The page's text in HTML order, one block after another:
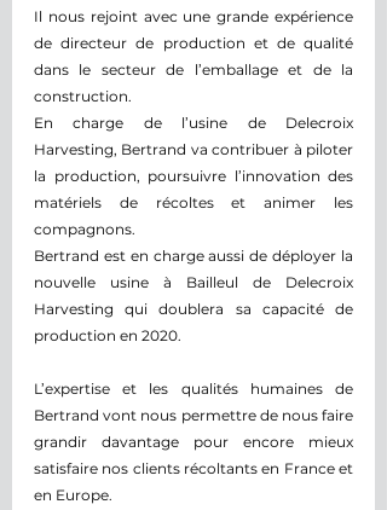
Il nous rejoint avec une grande expérience
de directeur de production et de qualité
dans le secteur de l’emballage et de la
construction.
En charge de l’usine de Delecroix
Harvesting, Bertrand va contribuer à piloter
la production, poursuivre l’innovation des
matériels de récoltes et animer les
compagnons.
Bertrand est en charge aussi de déployer la
nouvelle usine à Bailleul de Delecroix
Harvesting qui doublera sa capacité de
production en 2020.
L’expertise et les qualités humaines de
Bertrand vont nous permettre de nous faire
grandir davantage pour encore mieux
satisfaire nos clients récoltants en France et
en Europe.